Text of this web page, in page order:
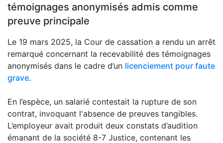
témoignages anonymisés admis comme
preuve principale
Le 19 mars 2025, la Cour de cassation a rendu un arrêt
remarqué concernant la recevabilité des témoignages
anonymisés dans le cadre d’un licenciement pour faute
grave.
En l’espèce, un salarié contestait la rupture de son
contrat, invoquant l'absence de preuves tangibles.
L’employeur avait produit deux constats d’audition
émanant de la société 8-7 Justice, contenant les